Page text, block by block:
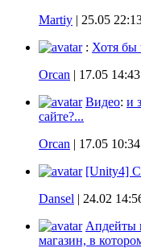
Martiy | 25.05
: Хотя бы
Orcan | 17.05 14:43
Видео: и
сайте?...
Orcan | 17.05 10:34
[Unity4]
Dansel | 24.02
Апдейты
магазин, в